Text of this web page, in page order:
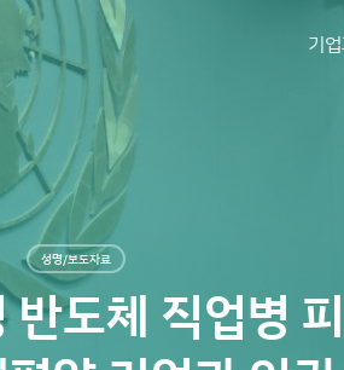
기
성명/보도자료
도체 직업병